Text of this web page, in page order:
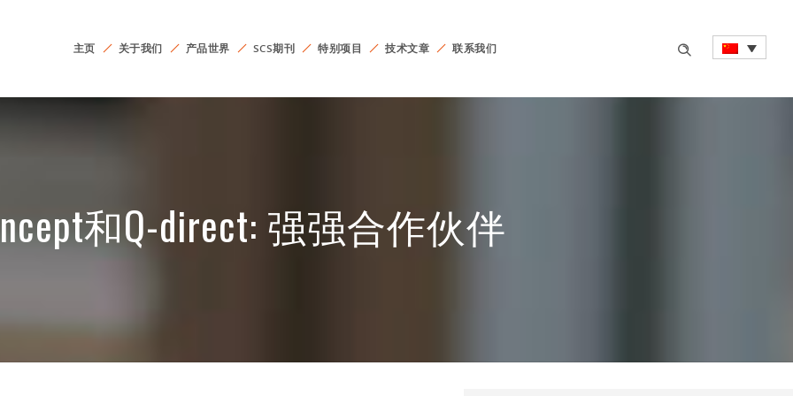
主页 关于我们 产品世界 SCS期刊 特别项目 技术文章 联系我们
和Q-direct: 强强合作伙伴